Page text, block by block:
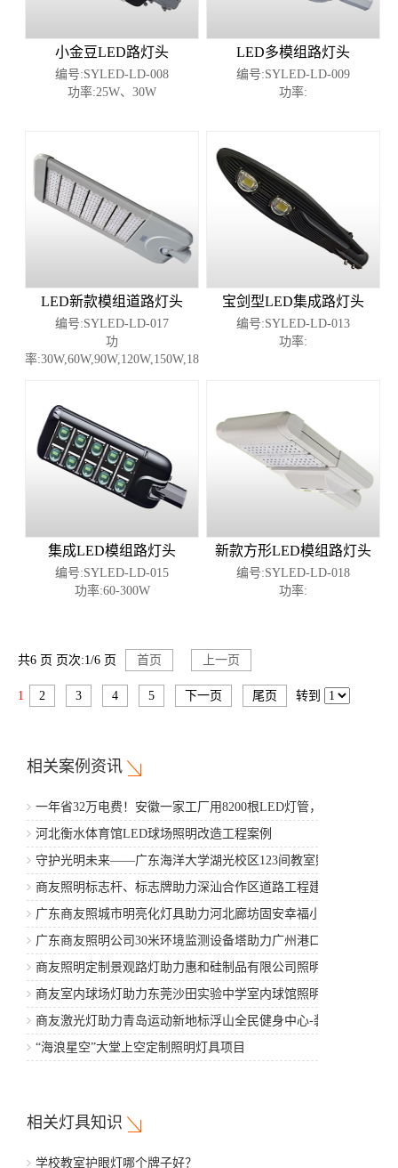
小金豆LED路灯头
编号:SYLED-LD-008
功率:25W、30W
LED多模组路灯头
编号:SYLED-LD-009
功率:
LED新款模组道路灯头
编号:SYLED-LD-017
功
率:30W,60W,90W,120W,150W,180W,210W
宝剑型LED集成路灯头
编号:SYLED-LD-013
功率:
集成LED模组路灯头
编号:SYLED-LD-015
功率:60-300W
新款方形LED模组路灯头
编号:SYLED-LD-018
功率:
共6 页 页次:1/6 页 首页 上一页
1 2 3 4 5 下一页 尾页 转到
相关案例资讯
一年省32万电费！安徽一家工厂用8200根LED灯管，5年省
出一辆豪车
河北衡水体育馆LED球场照明改造工程案例
守护光明未来——广东海洋大学湖光校区123间教室照明改
造工程案例
商友照明标志杆、标志牌助力深汕合作区道路工程建设
广东商友照城市明亮化灯具助力河北廊坊固安幸福小区项
目建设
广东商友照明公司30米环境监测设备塔助力广州港口工程
商友照明定制景观路灯助力惠和硅制品有限公司照明亮化
建设
商友室内球场灯助力东莞沙田实验中学室内球馆照明工程
项目
商友激光灯助力青岛运动新地标浮山全民健身中心-装修工
程
“海浪星空”大堂上空定制照明灯具项目
相关灯具知识
学校教室护眼灯哪个牌子好？